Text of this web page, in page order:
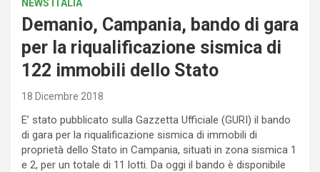
NEWS ITALIA
Demanio, Campania, bando di gara
per la riqualificazione sismica di
122 immobili dello Stato
18 Dicembre 2018
E’ stato pubblicato sulla Gazzetta Ufficiale (GURI) il bando
di gara per la riqualificazione sismica di immobili di
proprietà dello Stato in Campania, situati in zona sismica 1
e 2, per un totale di 11 lotti. Da oggi il bando è disponibile